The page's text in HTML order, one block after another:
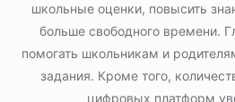
школьные оценки, повысить
больше свободного времени.
помогать школьникам и
задания. Кроме того,
цифровых платформ